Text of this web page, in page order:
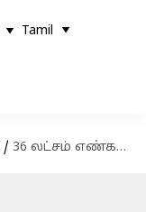
Tamil
/ 36 லட்சம் எண்களை முடக்கிய வாட்ஸ்அப்.. என்ன காரணம்?